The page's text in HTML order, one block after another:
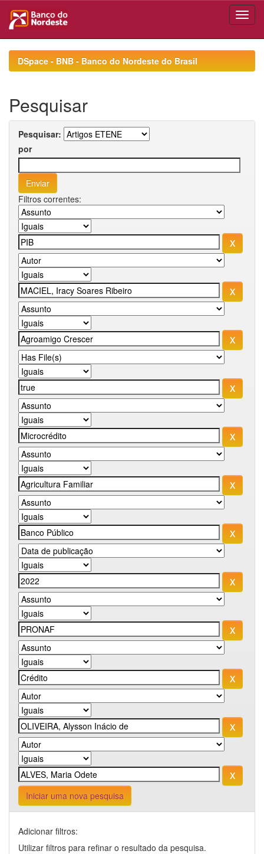
navigationDSpace - BNB - Banco do Nordeste do Brasil
Pesquisar
Pesquisar:
por
Filtros correntes:
Iniciar uma nova pesquisa
Adicionar filtros:
Utilizar filtros para refinar o resultado da pesquisa.